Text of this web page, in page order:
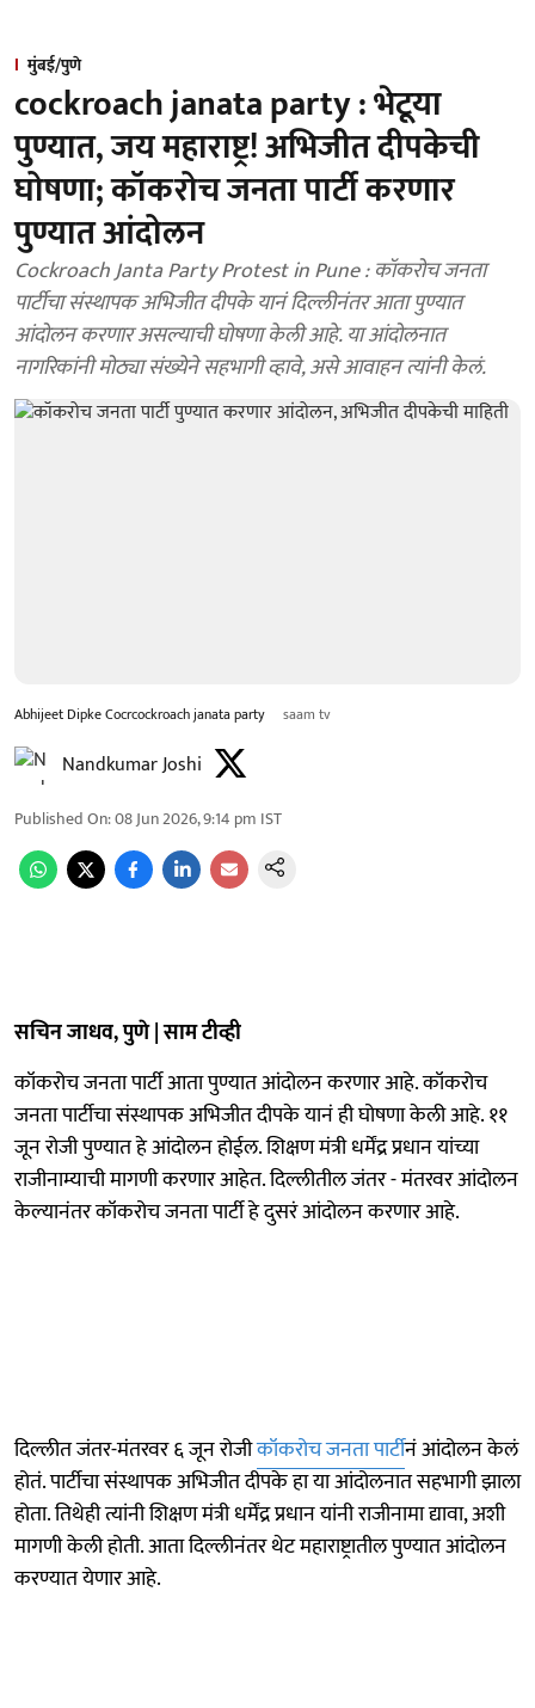
मुंबई/पुणे
cockroach janata party : भेटूया
पुण्यात, जय महाराष्ट्र! अभिजीत दीपकेची
घोषणा; कॉकरोच जनता पार्टी करणार
पुण्यात आंदोलन
Cockroach Janta Party Protest in Pune : कॉकरोच जनता
पार्टीचा संस्थापक अभिजीत दीपके यानं दिल्लीनंतर आता पुण्यात
आंदोलन करणार असल्याची घोषणा केली आहे. या आंदोलनात
नागरिकांनी मोठ्या संख्येने सहभागी व्हावे, असे आवाहन त्यांनी केलं.
Abhijeet Dipke Cocrcockroach janata party saam tv
Nandkumar Joshi
Published On:08 Jun 2026, 9:14 pm IST
सचिन जाधव, पुणे | साम टीव्ही
कॉकरोच जनता पार्टी आता पुण्यात आंदोलन करणार आहे. कॉकरोच
जनता पार्टीचा संस्थापक अभिजीत दीपके यानं ही घोषणा केली आहे. ११
जून रोजी पुण्यात हे आंदोलन होईल. शिक्षण मंत्री धर्मेंद्र प्रधान यांच्या
राजीनाम्याची मागणी करणार आहेत. दिल्लीतील जंतर - मंतरवर आंदोलन
केल्यानंतर कॉकरोच जनता पार्टी हे दुसरं आंदोलन करणार आहे.
दिल्लीत जंतर-मंतरवर ६ जून रोजीकॉकरोच जनता पार्टीनं आंदोलन केलं
होतं. पार्टीचा संस्थापक अभिजीत दीपके हा या आंदोलनात सहभागी झाला
होता. तिथेही त्यांनी शिक्षण मंत्री धर्मेंद्र प्रधान यांनी राजीनामा द्यावा, अशी
मागणी केली होती. आता दिल्लीनंतर थेट महाराष्ट्रातील पुण्यात आंदोलन
करण्यात येणार आहे.